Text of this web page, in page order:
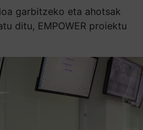
garbitzeko eta ahotsak
ditu, EMPOWER proiektu